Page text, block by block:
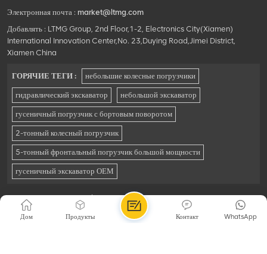
Электронная почта : market@ltmg.com
Добавлять : LTMG Group, 2nd Floor,1-2, Electronics City(Xiamen)
International Innovation Center,No. 23,Duying Road,Jimei District,
Xiamen China
ГОРЯЧИЕ ТЕГИ : небольшие колесные погрузчики
гидравлический экскаватор небольшой экскаватор
гусеничный погрузчик с бортовым поворотом
2-тонный колесный погрузчик
5-тонный фронтальный погрузчик большой мощности
гусеничный экскаватор ОЕМ
© Xiamen LTMG Co., Ltd. Все права защищены .
Карта сайта
Xml | карта Поддерживается сеть IPv6
Дом Продукты WhatsApp
Контакт